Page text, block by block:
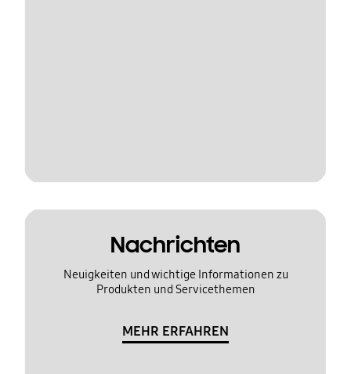
Nachrichten
Neuigkeiten und wichtige Informationen zu
Produkten und Servicethemen
MEHR ERFAHREN